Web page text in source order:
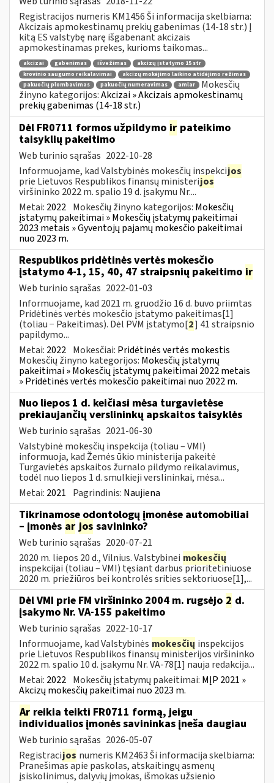
Registracijos numeris KM1456 Ši informacija skelbiama:
Akcizais apmokestinamų prekių gabenimas (14-18 str.) Į
kitą ES valstybę narę išgabenant akcizais
apmokestinamas prekes, kurioms taikomas...
akcizai gabenimas išvežimas
akcizų įstatymo 15 str
krovinio saugumo reikalavimai
akcizų mokėjimo laikino atidėjimo režimas
pakuočių plombavimas
pakuočių numeravimas amlar
Mokesčių
žinyno kategorijos:Akcizai » Akcizais apmokestinamų
prekių gabenimas (14-18 str.)
Dėl FR0711 formos užpildymo ir pateikimo
taisyklių pakeitimo
Web turinio sąrašas 2022-10-28
Informuojame, kad Valstybinės mokesčių inspekcijos
prie Lietuvos Respublikos finansų ministerijos
viršininko 2022 m. spalio 19 d. įsakymu Nr....
Metai: 2022 Mokesčių žinyno kategorijos: Mokesčių
įstatymų pakeitimai » Mokesčių įstatymų pakeitimai
2023 metais » Gyventojų pajamų mokesčio pakeitimai
nuo 2023 m.
Respublikos pridėtinės vertės mokesčio
įstatymo 4-1, 15, 40, 47 straipsnių pakeitimo ir
Web turinio sąrašas 2022-01-03
Informuojame, kad 2021 m. gruodžio 16 d. buvo priimtas
Pridėtinės vertės mokesčio įstatymo pakeitimas[1]
(toliau − Pakeitimas). Dėl PVM įstatymo[2] 41 straipsnio
papildymo...
Metai: 2022 Mokesčiai: Pridėtinės vertės mokestis
Mokesčių žinyno kategorijos: Mokesčių įstatymų
pakeitimai » Mokesčių įstatymų pakeitimai 2022 metais
» Pridėtinės vertės mokesčio pakeitimai nuo 2022 m.
Nuo liepos 1 d. keičiasi mėsa turgavietėse
prekiaujančių verslininkų apskaitos taisyklės
Web turinio sąrašas 2021-06-30
Valstybinė mokesčių inspekcija (toliau – VMI)
informuoja, kad Žemės ūkio ministerija pakeitė
Turgavietės apskaitos žurnalo pildymo reikalavimus,
todėl nuo liepos 1 d. smulkieji verslininkai, mėsa...
Metai: 2021 Pagrindinis: Naujiena
Tikrinamose odontologų įmonėse automobiliai
– įmonės ar jos savininko?
Web turinio sąrašas 2020-07-21
2020 m. liepos 20 d., Vilnius. Valstybinei mokesčių
inspekcijai (toliau – VMI) tęsiant darbus prioritetiniuose
2020 m. priežiūros bei kontrolės srities sektoriuose[1],...
Dėl VMI prie FM viršininko 2004 m. rugsėjo 2 d.
įsakymo Nr. VA-155 pakeitimo
Web turinio sąrašas 2022-10-17
Informuojame, kad Valstybinės mokesčių inspekcijos
prie Lietuvos Respublikos finansų ministerijos viršininko
2022 m. spalio 10 d. įsakymu Nr. VA-78[1] nauja redakcija...
Metai: 2022 Mokesčių įstatymų pakeitimai: MĮP 2021 »
Akcizų mokesčių pakeitimai nuo 2023 m.
Ar reikia teikti FR0711 formą, jeigu
individualios įmonės savininkas įneša daugiau
Web turinio sąrašas 2026-05-07
Registracijos numeris KM2463 Ši informacija skelbiama:
Pranešimas apie paskolas, atskaitingų asmenų
įsiskolinimus, dalyvių įmokas, išmokas užsienio